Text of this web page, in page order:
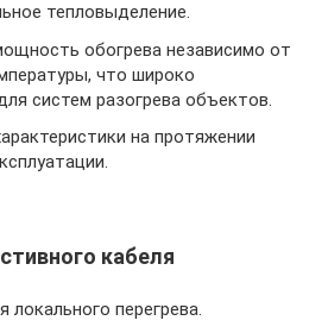
тепловыделение.
обогрева независимо от
что широко
систем разогрева объектов.
на протяжении
кабеля
локального перегрева.